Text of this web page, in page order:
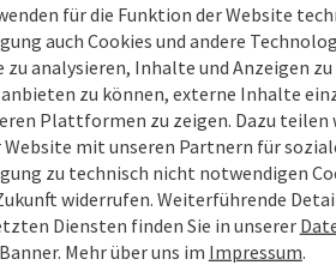
für die Funktion der Website
auch Cookies und andere
zu analysieren, Inhalte und Anzeigen
anbieten zu können, externe Inhalte
Plattformen zu zeigen. Dazu
Website mit unseren Partnern für
zu technisch nicht notwendigen
widerrufen. Weiterführende
Diensten finden Sie in unserer
Mehr über uns im Impressum.